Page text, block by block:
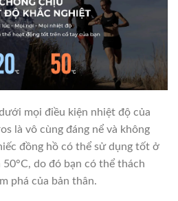
mọi điều kiện nhiệt độ của
là vô cùng đáng nể và không
đồng hồ có thể sử dụng tốt ở
do đó bạn có thể thách
phá của bản thân.